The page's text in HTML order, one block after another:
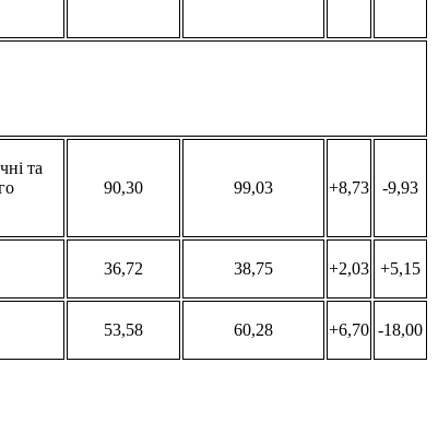
та
90,30 99,03 +8,73 -9,93
36,72 38,75 +2,03 +5,15
53,58 60,28 +6,70 -18,00